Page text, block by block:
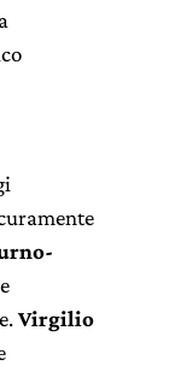
Virgilio